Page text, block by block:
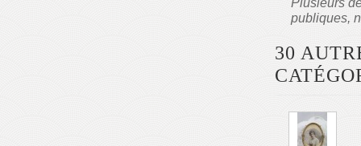
publiques,
30